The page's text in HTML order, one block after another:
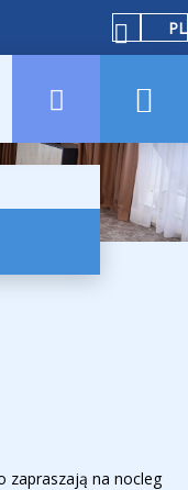
PL
zapraszają na nocleg